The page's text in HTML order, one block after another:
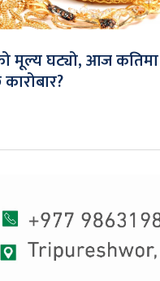
मूल्य घट्यो, आज कतिमा